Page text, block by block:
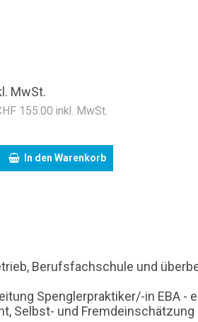
MwSt.
155.00 inkl. MwSt.
In den Warenkorb
Berufsfachschule und
Spenglerpraktiker/-in EBA
Selbst- und